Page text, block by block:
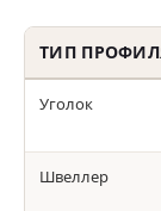
ТИП
Уголок
Швеллер